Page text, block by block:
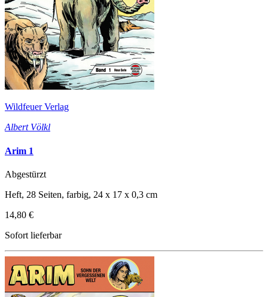
Wildfeuer Verlag
Albert Völkl
Arim 1
Abgestürzt
Heft, 28 Seiten, farbig, 24 x 17 x 0,3 cm
14,80 €
Sofort lieferbar